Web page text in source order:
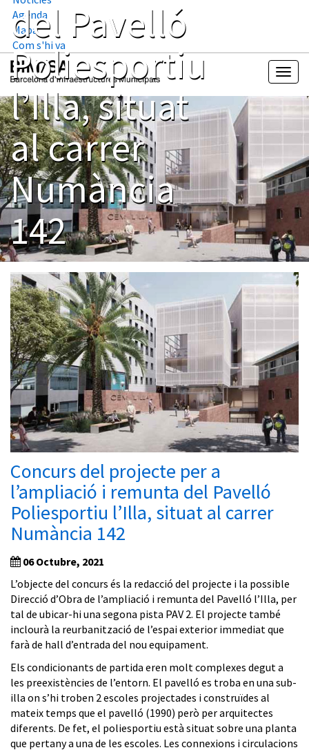
Agenda
Mapa
Com s'hi va
del Pavelló
Poliesportiu
l’Illa, situat
al carrer
Numància
142
Concurs del projecte per a
l’ampliació i remunta del Pavelló
Poliesportiu l’Illa, situat al carrer
Numància 142
06 Octubre, 2021
L’objecte del concurs és la redacció del projecte i la possible
Direcció d’Obra de l’ampliació i remunta del Pavelló l’Illa, per
tal de ubicar-hi una segona pista PAV 2. El projecte també
inclourà la reurbanització de l’espai exterior immediat que
farà de hall d’entrada del nou equipament.
Els condicionants de partida eren molt complexes degut a
les preexistències de l’entorn. El pavelló es troba en una sub-
illa on s’hi troben 2 escoles projectades i construïdes al
mateix temps que el pavelló (1990) però per arquitectes
diferents. De fet, el poliesportiu està situat sobre una planta
que pertany a una de les escoles. Les connexions i circulacions